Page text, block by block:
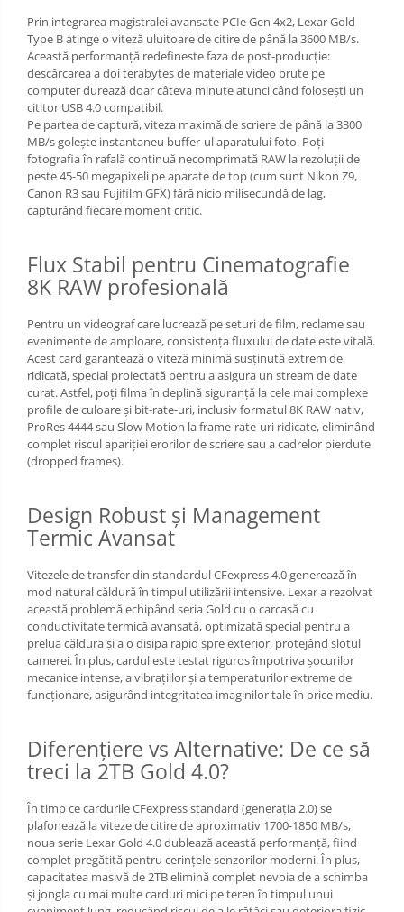
Prin integrarea magistralei avansate PCIe Gen 4x2, Lexar Gold
Type B atinge o viteză uluitoare de citire de până la 3600 MB/s.
Această performanță redefineste faza de post-producție:
descărcarea a doi terabytes de materiale video brute pe
computer durează doar câteva minute atunci când folosești un
cititor USB 4.0 compatibil.
Pe partea de captură, viteza maximă de scriere de până la 3300
MB/s golește instantaneu buffer-ul aparatului foto. Poți
fotografia în rafală continuă necomprimată RAW la rezoluții de
peste 45-50 megapixeli pe aparate de top (cum sunt Nikon Z9,
Canon R3 sau Fujifilm GFX) fără nicio milisecundă de lag,
capturând fiecare moment critic.
Flux Stabil pentru Cinematografie
8K RAW profesională
Pentru un videograf care lucrează pe seturi de film, reclame sau
evenimente de amploare, consistența fluxului de date este vitală.
Acest card garantează o viteză minimă susținută extrem de
ridicată, special proiectată pentru a asigura un stream de date
curat. Astfel, poți filma în deplină siguranță la cele mai complexe
profile de culoare și bit-rate-uri, inclusiv formatul 8K RAW nativ,
ProRes 4444 sau Slow Motion la frame-rate-uri ridicate, eliminând
complet riscul apariției erorilor de scriere sau a cadrelor pierdute
(dropped frames).
Design Robust și Management
Termic Avansat
Vitezele de transfer din standardul CFexpress 4.0 generează în
mod natural căldură în timpul utilizării intensive. Lexar a rezolvat
această problemă echipând seria Gold cu o carcasă cu
conductivitate termică avansată, optimizată special pentru a
prelua căldura și a o disipa rapid spre exterior, protejând slotul
camerei. În plus, cardul este testat riguros împotriva șocurilor
mecanice intense, a vibrațiilor și a temperaturilor extreme de
funcționare, asigurând integritatea imaginilor tale în orice mediu.
Diferențiere vs Alternative: De ce să
treci la 2TB Gold 4.0?
În timp ce cardurile CFexpress standard (generația 2.0) se
plafonează la viteze de citire de aproximativ 1700-1850 MB/s,
noua serie Lexar Gold 4.0 dublează această performanță, fiind
complet pregătită pentru cerințele senzorilor moderni. În plus,
capacitatea masivă de 2TB elimină complet nevoia de a schimba
și jongla cu mai multe carduri mici pe teren în timpul unui